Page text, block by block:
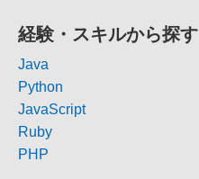
経験・スキルから探す
Java
Python
JavaScript
Ruby
PHP